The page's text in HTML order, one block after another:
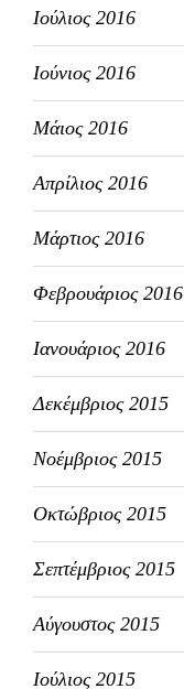
Ιούλιος 2016
Ιούνιος 2016
Μάιος 2016
Απρίλιος 2016
Μάρτιος 2016
Φεβρουάριος 2016
Ιανουάριος 2016
Δεκέμβριος 2015
Νοέμβριος 2015
Οκτώβριος 2015
Σεπτέμβριος 2015
Αύγουστος 2015
Ιούλιος 2015